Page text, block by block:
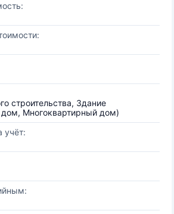
строительства, Здание
Многоквартирный дом)
учёт: